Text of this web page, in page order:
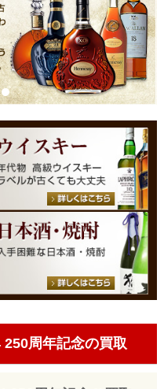
周年記念の買取